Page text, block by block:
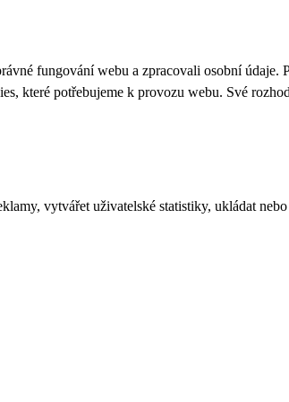
fungování webu a zpracovali osobní
které potřebujeme k provozu webu. Své
vytvářet uživatelské statistiky, ukládat